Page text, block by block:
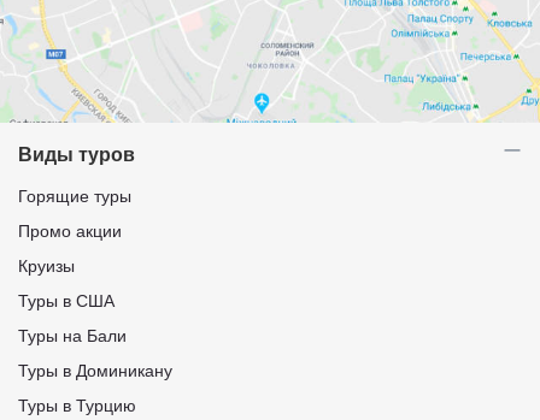
Виды туров
Горящие туры
Промо акции
Круизы
Туры в США
Туры на Бали
Туры в Доминикану
Туры в Турцию